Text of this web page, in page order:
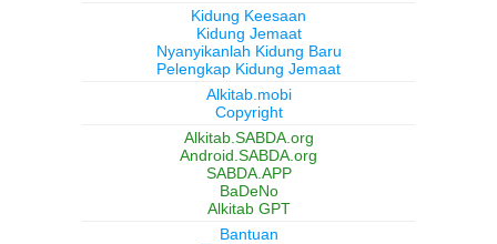
Kidung Keesaan
Kidung Jemaat
Nyanyikanlah Kidung Baru
Pelengkap Kidung Jemaat
Alkitab.mobi
Copyright
Alkitab.SABDA.org
Android.SABDA.org
SABDA.APP
BaDeNo
Alkitab GPT
Bantuan